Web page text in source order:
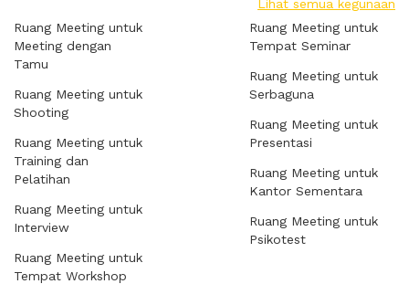
Lihat semua kegunaan
Ruang Meeting untuk
Meeting dengan
Tamu
Ruang Meeting untuk
Shooting
Ruang Meeting untuk
Training dan
Pelatihan
Ruang Meeting untuk
Interview
Ruang Meeting untuk
Tempat Workshop
Ruang Meeting untuk
Tempat Seminar
Ruang Meeting untuk
Serbaguna
Ruang Meeting untuk
Presentasi
Ruang Meeting untuk
Kantor Sementara
Ruang Meeting untuk
Psikotest